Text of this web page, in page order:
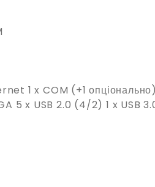
1 x COM (+1
5 x USB 2.0 (4/2) 1 x USB